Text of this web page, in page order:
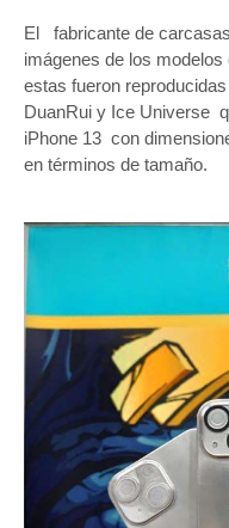
El fabricante de
imágenes de los
estas fueron
DuanRui y Ice Universe
‌iPhone 13‌ con
en términos de tamaño.